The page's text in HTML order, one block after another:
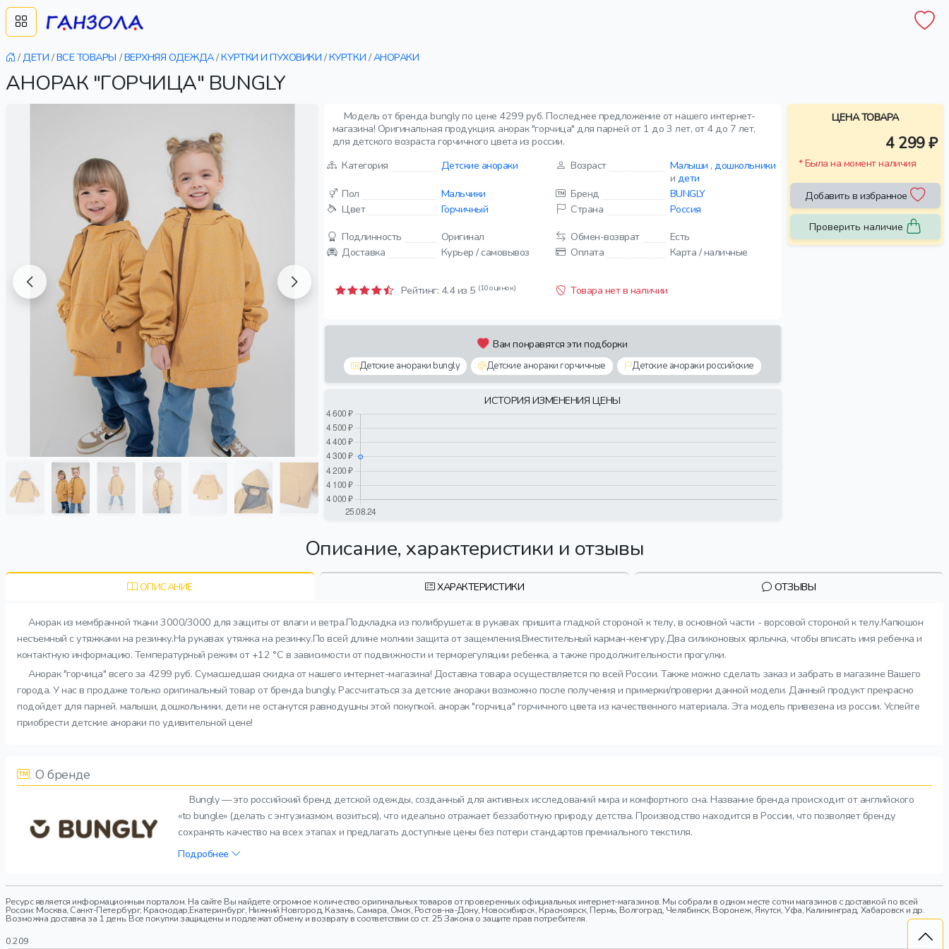
/ДЕТИ /ВСЕ ТОВАРЫ /ВЕРХНЯЯ ОДЕЖДА/КУРТКИ И ПУХОВИКИ /КУРТКИ /АНОРАКИ
АНОРАК "ГОРЧИЦА" BUNGLY
Модель от бренда bungly по цене 4299 руб. Последнее предложение от нашего интернет-
магазина! Оригинальная продукция. анорак "горчица" для парней от 1 до 3 лет, от 4 до 7 лет,
для детского возраста горчичного цвета из россии.
Категория
Детские анораки Возраст Малыши ,дошкольники
и дети
Пол
Мальчики Бренд
BUNGLY
Цвет
Горчичный Страна
Россия
Подлинность
Оригинал Обмен-возврат
Есть
Доставка
Курьер / самовывоз Оплата Карта / наличные
Рейтинг: 4.4из 5 (10 оценок) Товара нет в наличии
Вам понравятся эти подборки
Детские анораки bungly Детские анораки горчичные Детские анораки российские
ИСТОРИЯ ИЗМЕНЕНИЯ ЦЕНЫ
ЦЕНА ТОВАРА
4 299 ₽
* Была на момент наличия
Добавить в избранное
Проверить наличие
Описание, характеристики и отзывы
ОПИСАНИЕ ХАРАКТЕРИСТИКИ ОТЗЫВЫ
Анорак из мембранной ткани 3000/3000 для защиты от влаги и ветра.Подкладка из полибрушета: в рукавах пришита гладкой стороной к телу, в основной части - ворсовой стороной к телу.Капюшон
несъемный с утяжками на резинку.На рукавах утяжка на резинку.По всей длине молнии защита от защемления.Вместительный карман-кенгуру.Два силиконовых ярлычка, чтобы вписать имя ребенка и
контактную информацию. Температурный режим от +12 °C в зависимости от подвижности и терморегуляции ребенка, а также продолжительности прогулки.
Анорак "горчица" всего за 4299 руб. Сумасшедшая скидка от нашего интернет-магазина! Доставка товара осуществляется по всей России. Также можно сделать заказ и забрать в магазине Вашего
города. У нас в продаже только оригинальный товар от бренда bungly. Рассчитаться за детские анораки возможно после получения и примерки/проверки данной модели. Данный продукт прекрасно
подойдет для парней. малыши, дошкольники, дети не останутся равнодушны этой покупкой. анорак "горчица" горчичного цвета из качественного материала. Эта модель привезена из россии. Успейте
приобрести детские анораки по удивительной цене!
О бренде
Bungly — это российский бренд детской одежды, созданный для активных исследований мира и комфортного сна. Название бренда происходит от английского
«to bungle» (делать с энтузиазмом, возиться), что идеально отражает беззаботную природу детства. Производство находится в России, что позволяет бренду
сохранять качество на всех этапах и предлагать доступные цены без потери стандартов премиального текстиля.
Подробнее
Ресурс является информационным порталом. На сайте Вы найдете огромное количество оригинальных товаров от проверенных официальных интернет-магазинов. Мы собрали в одном месте сотни магазинов с доставкой по всей
России: Москва, Санкт-Петербург, Краснодар,Екатеринбург, Нижний Новгород, Казань, Самара, Омск, Ростов-на-Дону, Новосибирск, Красноярск, Пермь, Волгоград, Челябинск, Воронеж, Якутск, Уфа, Калининград, Хабаровск и др.
Возможна доставка за 1 день. Все покупки защищены и подлежат обмену и возврату в соответствии со ст. 25 Закона о защите прав потребителя.
0.209